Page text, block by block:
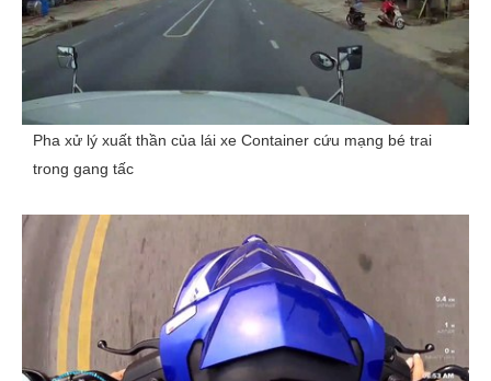
Pha xử lý xuất thần của lái xe Container cứu mạng bé trai
trong gang tấc